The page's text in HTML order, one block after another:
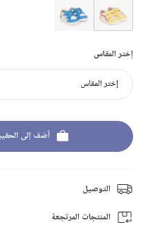
إختر المقاس
إختر المقاس
أضف إلى
التوصيل
المنتجات المرتجعة